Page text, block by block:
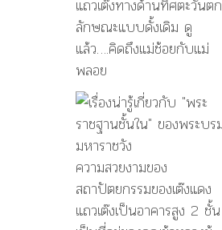
แถวเต๊งทางด้านทิศตะวันตก
ลักษณะแบบดั้งเดิม ดู
แล้ว….คิดถึงแม่ช้อยกับแม่
พลอย
ความสวยงามของ
สถาปัตยกรรมของเต๊งแดง
แถวเต๊งเป็นอาคารสูง 2 ชั้น